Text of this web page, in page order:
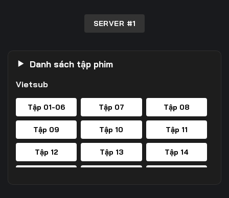
SERVER #1
Danh sách tập phim
Vietsub
Tập 01-06 Tập 07 Tập 08
Tập 09 Tập 10 Tập 11
Tập 12 Tập 13 Tập 14